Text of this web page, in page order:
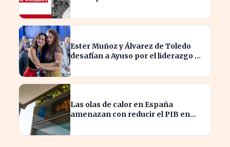
Ester Muñoz y Álvarez de Toledo
desafían a Ayuso por el liderazgo de
Las olas de calor en España
amenazan con reducir el PIB en